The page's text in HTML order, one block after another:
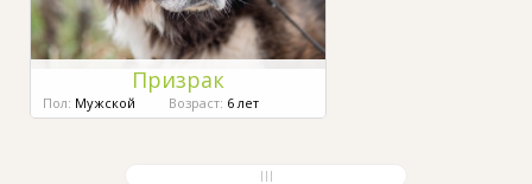
Призрак
Пол: Мужской Возраст: 6 лет